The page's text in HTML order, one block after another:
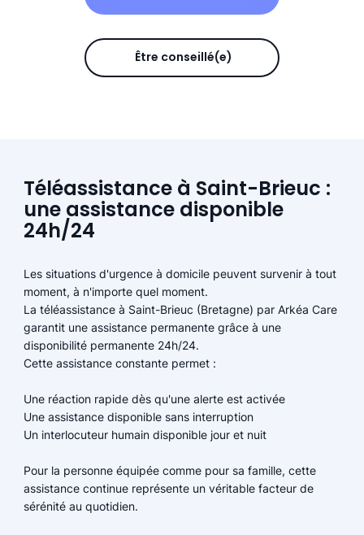
Être conseillé(e)
Téléassistance à Saint-Brieuc :
une assistance disponible
24h/24
Les situations d'urgence à domicile peuvent survenir à tout
moment, à n'importe quel moment.
La téléassistance à Saint-Brieuc (Bretagne) par Arkéa Care
garantit une assistance permanente grâce à une
disponibilité permanente 24h/24.
Cette assistance constante permet :
Une réaction rapide dès qu'une alerte est activée
Une assistance disponible sans interruption
Un interlocuteur humain disponible jour et nuit
Pour la personne équipée comme pour sa famille, cette
assistance continue représente un véritable facteur de
sérénité au quotidien.